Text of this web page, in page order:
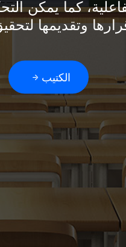
كما يمكن
وتقديمها
الكتيب